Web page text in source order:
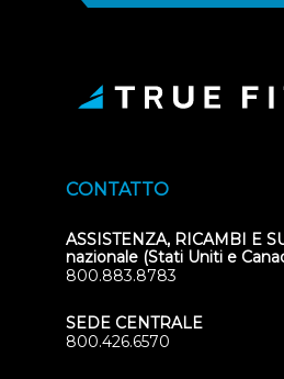
CONTATTO
ASSISTENZA, RICAMBI E
nazionale (Stati Uniti e
800.883.8783
SEDE CENTRALE
800.426.6570